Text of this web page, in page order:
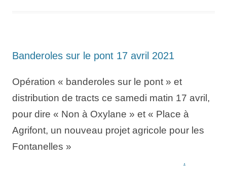
Banderoles sur le pont 17 avril 2021
Opération « banderoles sur le pont » et
distribution de tracts ce samedi matin 17 avril,
pour dire « Non à Oxylane » et « Place à
Agrifont, un nouveau projet agricole pour les
Fontanelles »
.